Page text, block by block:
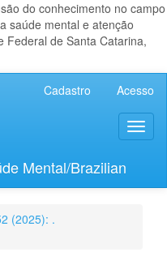
do conhecimento no campo
saúde mental e atenção
Federal de Santa Catarina,
Cadastro Acesso
Mental/Brazilian
(2025): .